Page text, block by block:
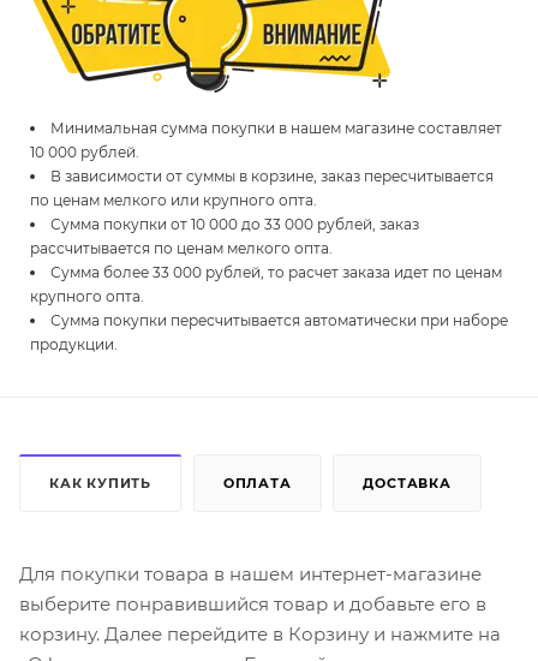
Минимальная сумма покупки в нашем магазине составляет
10 000 рублей.
В зависимости от суммы в корзине, заказ пересчитывается
по ценам мелкого или крупного опта.
Сумма покупки от 10 000 до 33 000 рублей, заказ
рассчитывается по ценам мелкого опта.
Сумма более 33 000 рублей, то расчет заказа идет по ценам
крупного опта.
Сумма покупки пересчитывается автоматически при наборе
продукции.
КАК КУПИТЬ ОПЛАТА ДОСТАВКА
Для покупки товара в нашем интернет-магазине
выберите понравившийся товар и добавьте его в
корзину. Далее перейдите в Корзину и нажмите на